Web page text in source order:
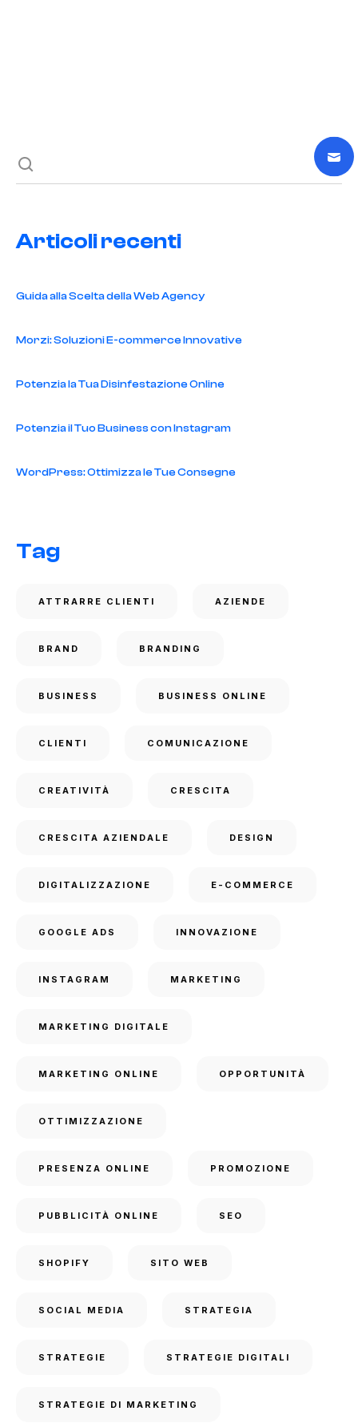
Articoli recenti
Guida alla Scelta della Web Agency
Morzi: Soluzioni E-commerce Innovative
Potenzia la Tua Disinfestazione Online
Potenzia il Tuo Business con Instagram
WordPress: Ottimizza le Tue Consegne
Tag
ATTRARRE CLIENTI AZIENDE
BRAND BRANDING
BUSINESS BUSINESS ONLINE
CLIENTI COMUNICAZIONE
CREATIVITÀ CRESCITA
CRESCITA AZIENDALE DESIGN
DIGITALIZZAZIONE E-COMMERCE
GOOGLE ADS INNOVAZIONE
INSTAGRAM MARKETING
MARKETING DIGITALE
MARKETING ONLINE OPPORTUNITÀ
OTTIMIZZAZIONE
PRESENZA ONLINE PROMOZIONE
PUBBLICITÀ ONLINE SEO
SHOPIFY SITO WEB
SOCIAL MEDIA STRATEGIA
STRATEGIE STRATEGIE DIGITALI
STRATEGIE DI MARKETING